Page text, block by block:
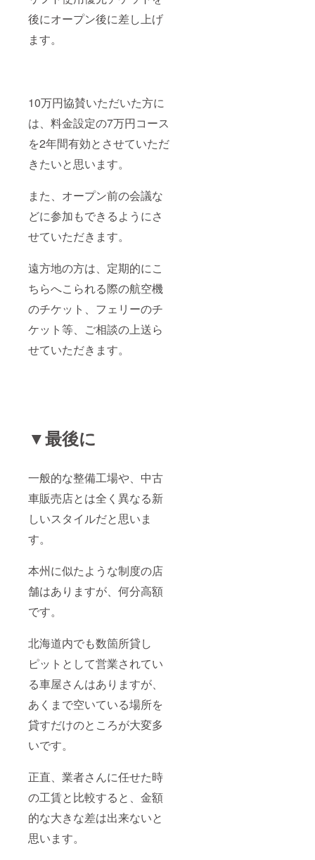
後にオープン後に差し上げ
ます。
10万円協賛いただいた方に
は、料金設定の7万円コース
を2年間有効とさせていただ
きたいと思います。
また、オープン前の会議な
どに参加もできるようにさ
せていただきます。
遠方地の方は、定期的にこ
ちらへこられる際の航空機
のチケット、フェリーのチ
ケット等、ご相談の上送ら
せていただきます。
▼最後に
一般的な整備工場や、中古
車販売店とは全く異なる新
しいスタイルだと思いま
す。
本州に似たような制度の店
舗はありますが、何分高額
です。
北海道内でも数箇所貸し
ピットとして営業されてい
る車屋さんはありますが、
あくまで空いている場所を
貸すだけのところが大変多
いです。
正直、業者さんに任せた時
の工賃と比較すると、金額
的な大きな差は出来ないと
思います。